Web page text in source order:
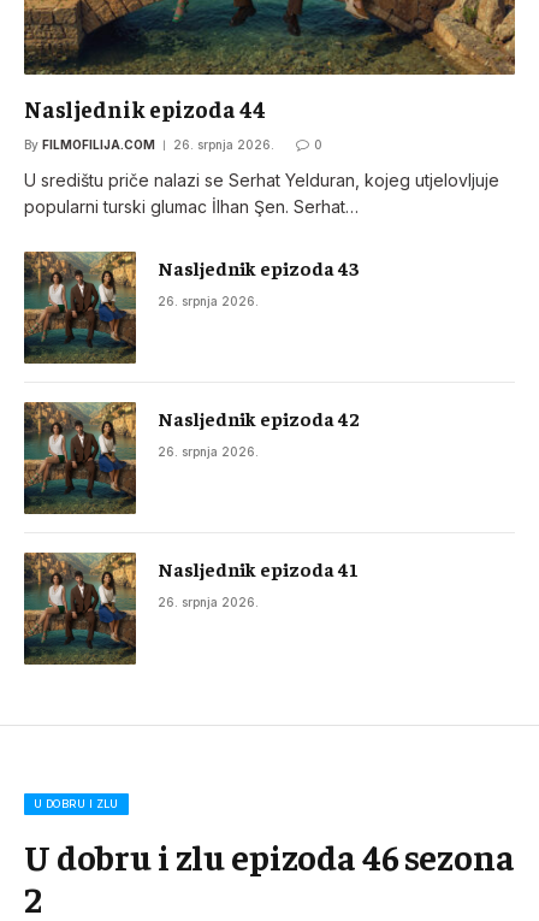
Nasljednik epizoda 44
By FILMOFILIJA.COM 26. srpnja 2026. 0
U središtu priče nalazi se Serhat Yelduran, kojeg utjelovljuje
popularni turski glumac İlhan Şen. Serhat…
Nasljednik epizoda 43
26. srpnja 2026.
Nasljednik epizoda 42
26. srpnja 2026.
Nasljednik epizoda 41
26. srpnja 2026.
U DOBRU I ZLU
U dobru i zlu epizoda 46 sezona
2